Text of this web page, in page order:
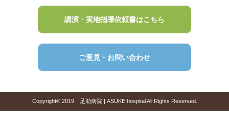
講演・実地指導依頼書はこちら
ご意見・お問い合わせ
Copyright© 2019 足助病院 | ASUKE hospital All Rights Reserved.